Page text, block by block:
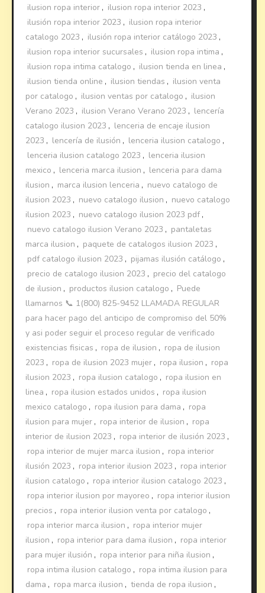
ilusion ropa interior , ilusion ropa interior 2023 ,
ilusión ropa interior 2023 , ilusion ropa interior
catalogo 2023 , ilusión ropa interior catálogo 2023 ,
ilusion ropa interior sucursales , ilusion ropa intima ,
ilusion ropa intima catalogo , ilusion tienda en linea ,
ilusion tienda online , ilusion tiendas , ilusion venta
por catalogo , ilusion ventas por catalogo , ilusion
Verano 2023 , ilusion Verano Verano 2023 , lencería
catalogo ilusion 2023 , lenceria de encaje ilusion
2023 , lencería de ilusión , lenceria ilusion catalogo ,
lenceria ilusion catalogo 2023 , lenceria ilusion
mexico , lenceria marca ilusion , lenceria para dama
ilusion , marca ilusion lenceria , nuevo catalogo de
ilusion 2023 , nuevo catalogo ilusion , nuevo catalogo
ilusion 2023 , nuevo catalogo ilusion 2023 pdf ,
nuevo catalogo ilusion Verano 2023 , pantaletas
marca ilusion , paquete de catalogos ilusion 2023 ,
pdf catalogo ilusion 2023 , pijamas ilusión catálogo ,
precio de catalogo ilusion 2023 , precio del catalogo
de ilusion , productos ilusion catalogo , Puede
llamarnos 📞 1(800) 825-9452 LLAMADA REGULAR
para hacer pago del anticipo de compromiso del 50%
y asi poder seguir el proceso regular de verificado
existencias fisicas , ropa de ilusion , ropa de ilusion
2023 , ropa de ilusion 2023 mujer , ropa ilusion , ropa
ilusion 2023 , ropa ilusion catalogo , ropa ilusion en
linea , ropa ilusion estados unidos , ropa ilusion
mexico catalogo , ropa ilusion para dama , ropa
ilusion para mujer , ropa interior de ilusion , ropa
interior de ilusion 2023 , ropa interior de ilusión 2023 ,
ropa interior de mujer marca ilusion , ropa interior
ilusión 2023 , ropa interior ilusion 2023 , ropa interior
ilusion catalogo , ropa interior ilusion catalogo 2023 ,
ropa interior ilusion por mayoreo , ropa interior ilusion
precios , ropa interior ilusion venta por catalogo ,
ropa interior marca ilusion , ropa interior mujer
ilusion , ropa interior para dama ilusion , ropa interior
para mujer ilusión , ropa interior para niña ilusion ,
ropa intima ilusion catalogo , ropa intima ilusion para
dama , ropa marca ilusion , tienda de ropa ilusion ,